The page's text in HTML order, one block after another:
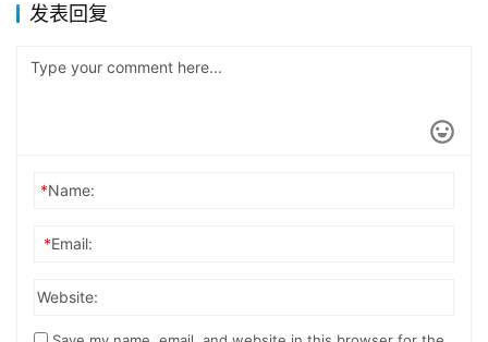
发表回复
*Name:
*Email:
Website: